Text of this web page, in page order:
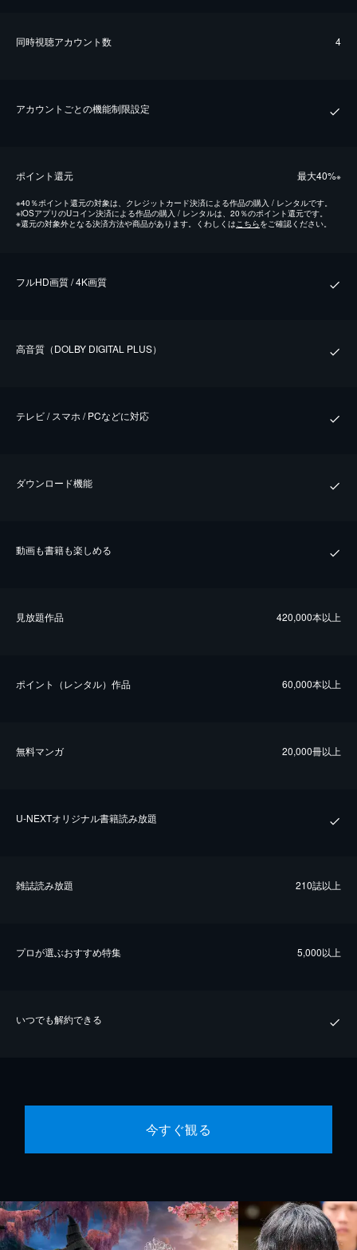
同時視聴アカウント数 4
アカウントごとの機能制限設定
ポイント還元 最⼤40%※
※40％ポイント還元の対象は、クレジットカード決済による作品の購入 / レンタルです。
※iOSアプリのUコイン決済による作品の購入 / レンタルは、20％のポイント還元です。
※還元の対象外となる決済方法や商品があります。くわしくはこちらをご確認ください。
フルHD画質 / 4K画質
⾼⾳質（DOLBY DIGITAL PLUS）
テレビ / スマホ / PCなどに対応
ダウンロード機能
動画も書籍も楽しめる
⾒放題作品 420,000本以上
ポイント（レンタル）作品 60,000本以上
無料マンガ 20,000冊以上
U-NEXTオリジナル書籍読み放題
雑誌読み放題 210誌以上
プロが選ぶおすすめ特集 5,000以上
いつでも解約できる
今すぐ観る